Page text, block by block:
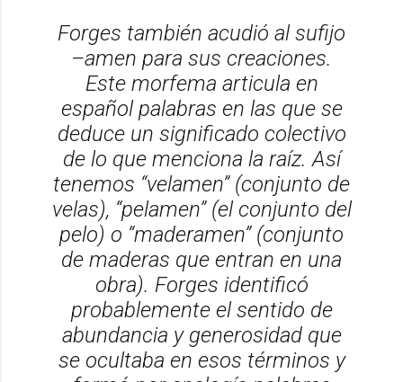
Forges también acudió al sufijo
–amen para sus creaciones.
Este morfema articula en
español palabras en las que se
deduce un significado colectivo
de lo que menciona la raíz. Así
tenemos “velamen” (conjunto de
velas), “pelamen” (el conjunto del
pelo) o “maderamen” (conjunto
de maderas que entran en una
obra). Forges identificó
probablemente el sentido de
abundancia y generosidad que
se ocultaba en esos términos y